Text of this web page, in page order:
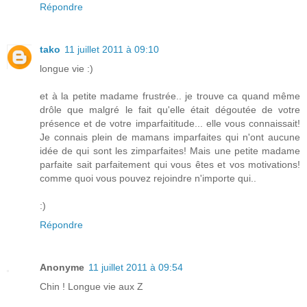
Répondre
tako 11 juillet 2011 à 09:10
longue vie :)
et à la petite madame frustrée.. je trouve ca quand même
drôle que malgré le fait qu'elle était dégoutée de votre
présence et de votre imparfaititude... elle vous connaissait!
Je connais plein de mamans imparfaites qui n'ont aucune
idée de qui sont les zimparfaites! Mais une petite madame
parfaite sait parfaitement qui vous êtes et vos motivations!
comme quoi vous pouvez rejoindre n'importe qui..
:)
Répondre
Anonyme 11 juillet 2011 à 09:54
Chin ! Longue vie aux Z